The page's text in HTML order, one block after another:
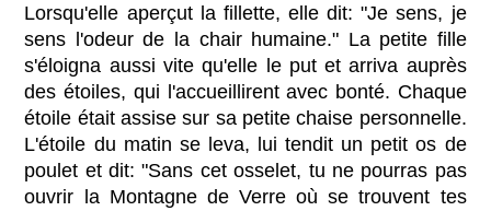
Lorsqu'elle aperçut la fillette, elle dit: "Je sens, je
sens l'odeur de la chair humaine." La petite fille
s'éloigna aussi vite qu'elle le put et arriva auprès
des étoiles, qui l'accueillirent avec bonté. Chaque
étoile était assise sur sa petite chaise personnelle.
L'étoile du matin se leva, lui tendit un petit os de
poulet et dit: "Sans cet osselet, tu ne pourras pas
ouvrir la Montagne de Verre où se trouvent tes